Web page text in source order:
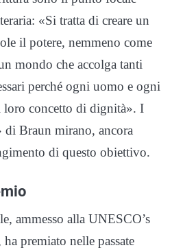
«Si tratta di creare un
il potere, nemmeno come
mondo che accolga tanti
perché ogni uomo e ogni
loro concetto di dignità». I
di Braun mirano, ancora
di questo obiettivo.
ammesso alla UNESCO’s
premiato nelle passate